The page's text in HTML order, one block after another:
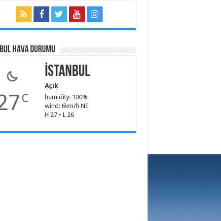
HAVA DURUMU
C
İstanbul
Açık
humidity: 100%
wind: 6km/h NE
H 27 • L 26